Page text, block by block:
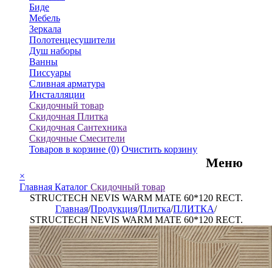
Биде
Мебель
Зеркала
Полотенцесушители
Душ наборы
Ванны
Писсуары
Сливная арматура
Инсталляции
Скидочный товар
Скидочная Плитка
Скидочная Сантехника
Скидочные Смесители
Товаров в корзине (0) Очистить корзину
Меню
×
Главная Каталог Скидочный товар
STRUCTECH NEVIS WARM MATE 60*120 RECT.
Главная/Продукция/Плитка/ПЛИТКА/
STRUCTECH NEVIS WARM MATE 60*120 RECT.